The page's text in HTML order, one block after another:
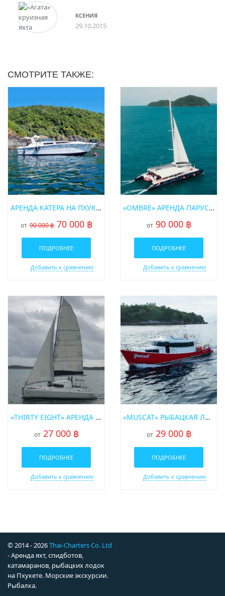
КСЕНИЯ
29.10.2015
СМОТРИТЕ ТАКЖЕ:
АРЕНДА КАТЕРА НА ПХУКЕТЕ «CORSICA 40FT»
от 90 000 ฿ 70 000 ฿
ПОДРОБНЕЕ
Добавить к сравнению
«OMBRE» АРЕНДА ПАРУСНОГО КАТАМАРАНА НА ПХУКЕТЕ
от 90 000 ฿
ПОДРОБНЕЕ
Добавить к сравнению
«THIRTY EIGHT» АРЕНДА ПАРУСНОГО КАТАМАРАНА НА ПХУКЕТЕ
от 27 000 ฿
ПОДРОБНЕЕ
Добавить к сравнению
«MUSCAT» РЫБАЦКАЯ ЛОДКА
от 29 000 ฿
ПОДРОБНЕЕ
Добавить к сравнению
© 2014 - 2026Thai-Charters Co. Ltd
- Аренда яхт, спидботов,
катамаранов, рыбацких лодок
на Пхукете. Морские экскурсии.
Рыбалка.